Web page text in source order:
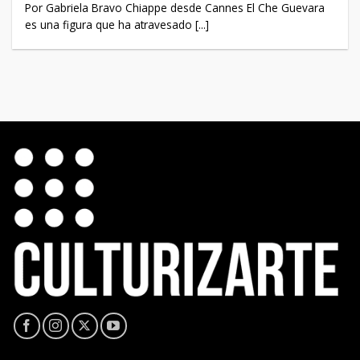
Por Gabriela Bravo Chiappe desde Cannes El Che Guevara
es una figura que ha atravesado [...]